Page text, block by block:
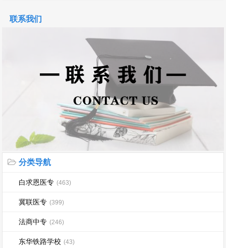
联系我们
分类导航
白求恩医专 (463)
冀联医专 (399)
法商中专 (246)
东华铁路学校 (43)